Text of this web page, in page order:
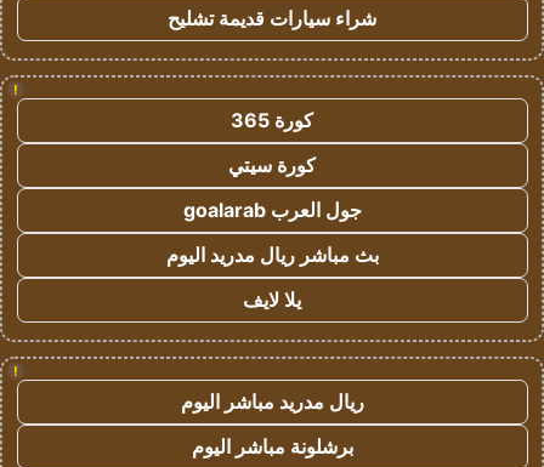
شراء سيارات قديمة تشليح
!
كورة 365
كورة سيتي
جول العرب goalarab
بث مباشر ريال مدريد اليوم
يلا لايف
!
ريال مدريد مباشر اليوم
برشلونة مباشر اليوم